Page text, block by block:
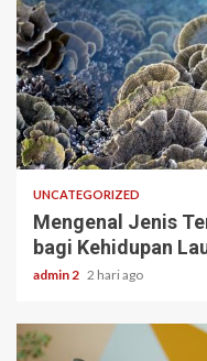
3 min read
UNCATEGORIZED
Mengenal Jenis
bagi Kehidupan
admin 2 2 hari ago